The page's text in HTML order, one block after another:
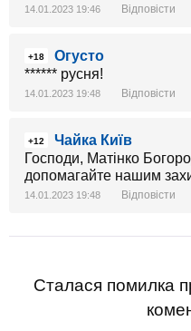
14.01.2023 19:46 Відповісти
+18
Огусто
****** русня!
14.01.2023 19:48 Відповісти
+12
Чайка Київ
Господи, Матінко
допомагайте нашим
14.01.2023 19:48 Відповісти
Сталася помилка